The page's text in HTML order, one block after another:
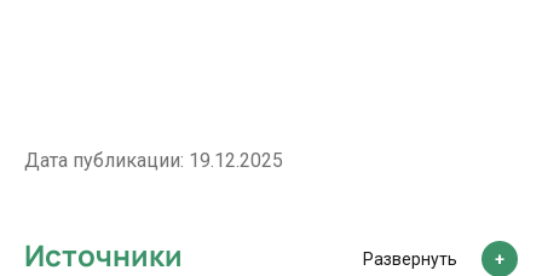
Дата публикации: 19.12.2025
Источники Развернуть